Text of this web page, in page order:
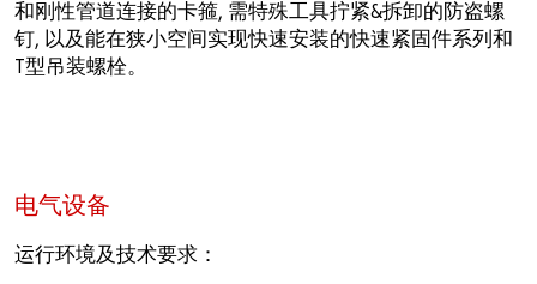
和刚性管道连接的卡箍, 需特殊工具拧紧&拆卸的防盗螺
钉, 以及能在狭小空间实现快速安装的快速紧固件系列和
T型吊装螺栓。
电气设备
运行环境及技术要求：